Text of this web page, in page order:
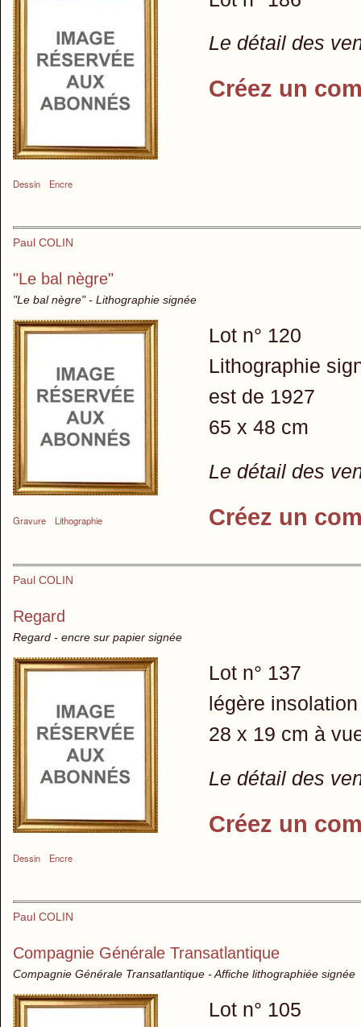
Dessin Encre
Le détail des
Créez un
Paul COLIN
"Le bal nègre"
"Le bal nègre" - Lithographie signée
Gravure Lithographie
Lot n° 120
Lithographie
est de 1927
65 x 48 cm
Le détail des
Créez un
Paul COLIN
Regard
Regard - encre sur papier signée
Dessin Encre
Lot n° 137
légère insolation
28 x 19 cm à
Le détail des
Créez un
Paul COLIN
Compagnie Générale Transatlantique
Compagnie Générale Transatlantique - Affiche lithographiée signée
Lot n° 105